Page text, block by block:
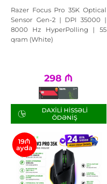
Razer Focus Pro 35K Optical
Sensor Gen-2 | DPI 35000 |
8000 Hz HyperPolling | 55
qram (White)
298 ₼
DAXILI HISSƏLI
ÖDƏNIŞ
19₼
ayda